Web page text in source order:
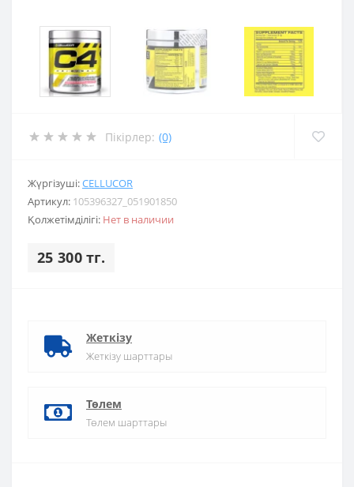
Пікірлер: (0)
Жүргізуші:CELLUCOR
Артикул: 105396327_051901850
Қолжетімділігі: Нет в наличии
25 300 тг.
Жеткізу
Жеткізу шарттары
Төлем
Төлем шарттары